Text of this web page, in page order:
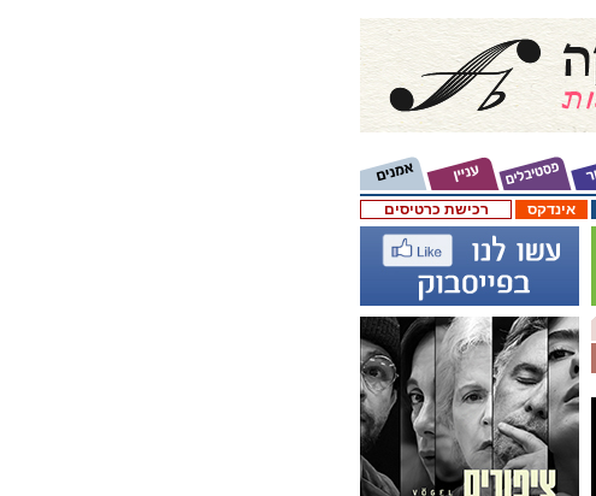
רכישת כרטיסים אינדקס